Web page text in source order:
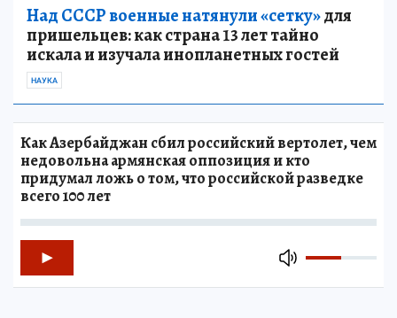
Над СССР военные натянули «сетку»для
пришельцев: как страна 13 лет тайно
искала и изучала инопланетных гостей
НАУКА
Как Азербайджан сбил российский вертолет, чем
недовольна армянская оппозиция и кто
придумал ложь о том, что российской разведке
всего 100 лет